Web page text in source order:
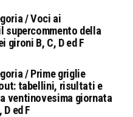
/ Voci ai
supercommento della
gironi B, C, D ed F
/ Prime griglie
tabellini, risultati e
ventinovesima giornata
ed F